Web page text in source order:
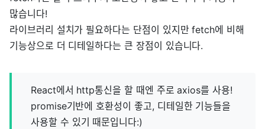
많습니다!
라이브러리 설치가 필요하다는 단점이 있지만 fetch에 비해
기능상으로 더 디테일하다는 큰 장점이 있습니다.
React에서 http통신을 할 때엔 주로 axios를 사용!
promise기반에 호환성이 좋고, 디테일한 기능들을
사용할 수 있기 때문입니다:)